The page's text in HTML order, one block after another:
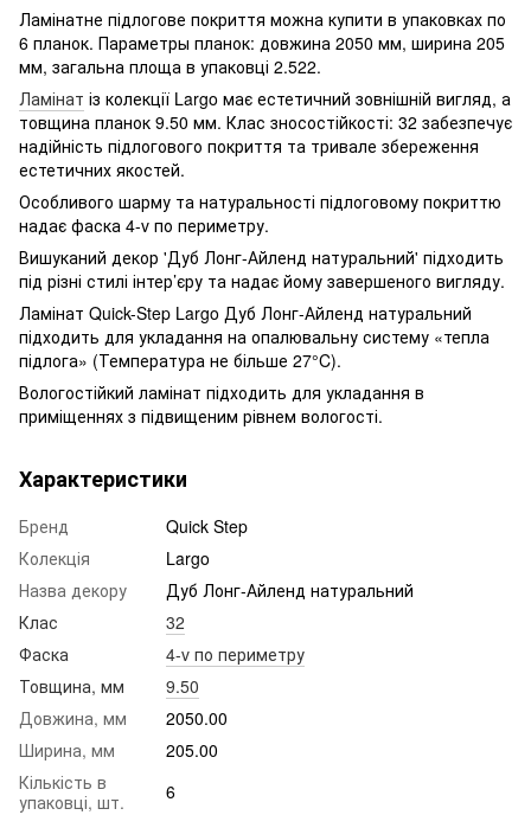
Ламінатне підлогове покриття можна купити в упаковках по
6 планок. Параметры планок: довжина 2050 мм, ширина 205
мм, загальна площа в упаковці 2.522.
Ламінат із колекції Largo має естетичний зовнішній вигляд, а
товщина планок 9.50 мм. Клас зносостійкості: 32 забезпечує
надійність підлогового покриття та тривале збереження
естетичних якостей.
Особливого шарму та натуральності підлоговому покриттю
надає фаска 4-v по периметру.
Вишуканий декор 'Дуб Лонг-Айленд натуральний' підходить
під різні стилі інтер’єру та надає йому завершеного вигляду.
Ламінат Quick-Step Largo Дуб Лонг-Айленд натуральний
підходить для укладання на опалювальну систему «тепла
підлога» (Температура не більше 27°C).
Вологостійкий ламінат підходить для укладання в
приміщеннях з підвищеним рівнем вологості.
Характеристики
Бренд
Quick Step
Колекція
Largo
Назва декору
Дуб Лонг-Айленд натуральний
Клас
32
Фаска
4-v по периметру
Товщина, мм
9.50
Довжина, мм
2050.00
Ширина, мм
205.00
Кількість в
упаковці, шт.
6